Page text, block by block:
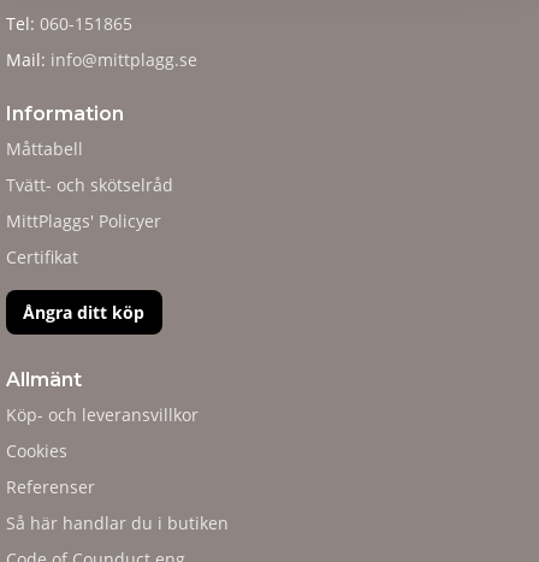
Tel: 060-151865
Mail: info@mittplagg.se
Information
Måttabell
Tvätt- och skötselråd
MittPlaggs' Policyer
Certifikat
Ångra ditt köp
Allmänt
Köp- och leveransvillkor
Cookies
Referenser
Så här handlar du i butiken